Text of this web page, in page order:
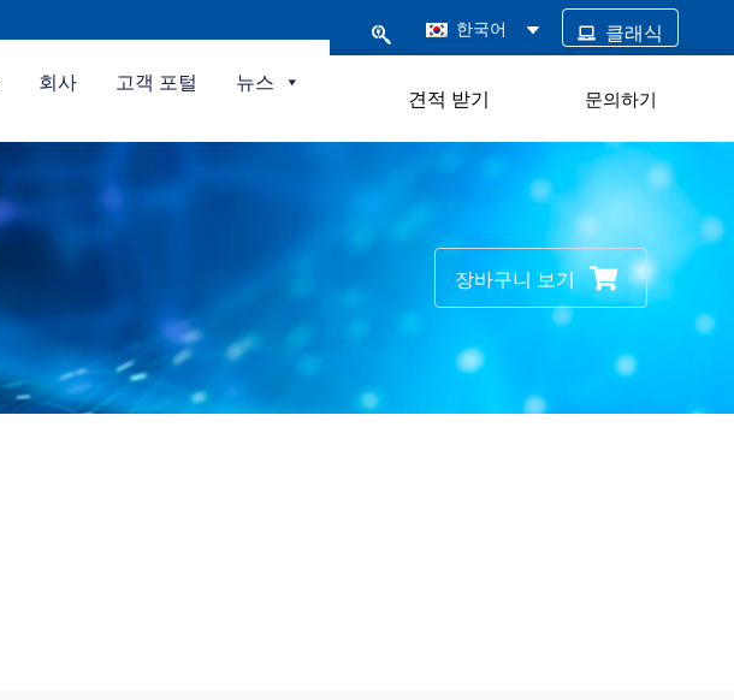
한국어 클래식
회사 고객 포털 뉴스
견적 받기 문의하기
장바구니 보기